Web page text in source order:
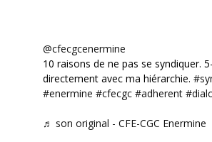
@cfecgcenermine
10 raisons de ne pas se syndiquer.
directement avec ma hiérarchie.
#enermine #cfecgc #adherent
♬ son original - CFE-CGC Enermine